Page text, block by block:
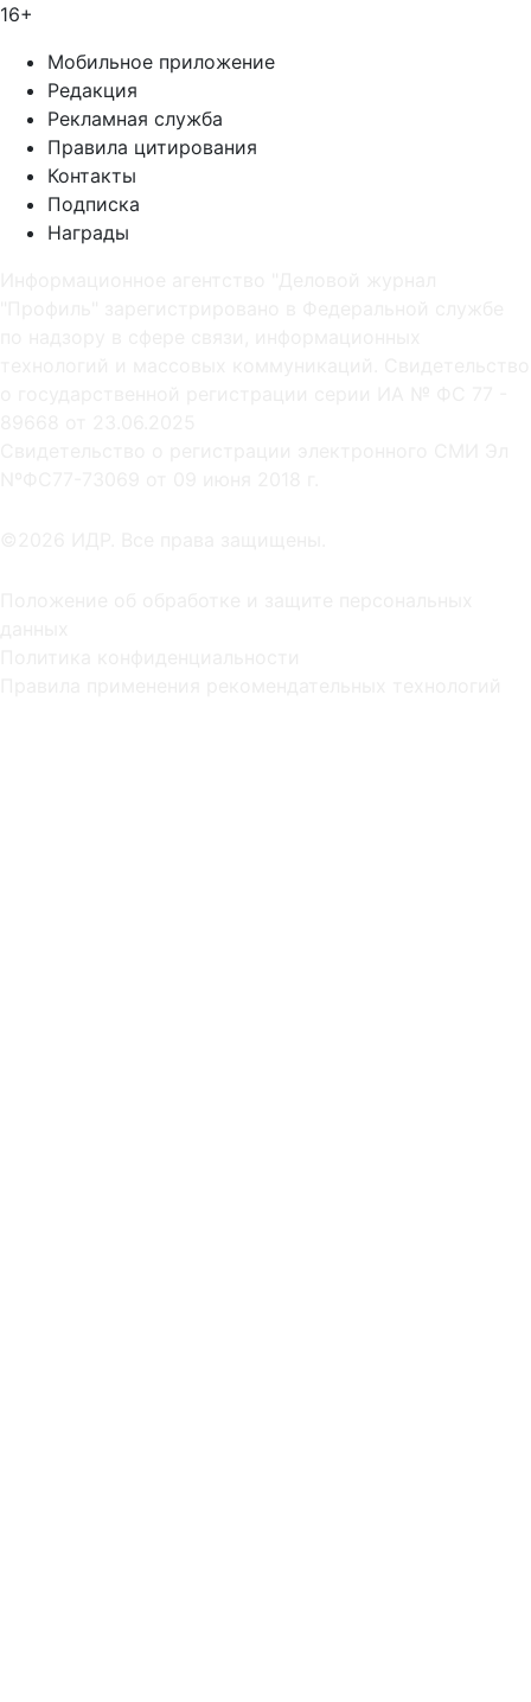
16+
Мобильное приложение
Редакция
Рекламная служба
Правила цитирования
Контакты
Подписка
Награды